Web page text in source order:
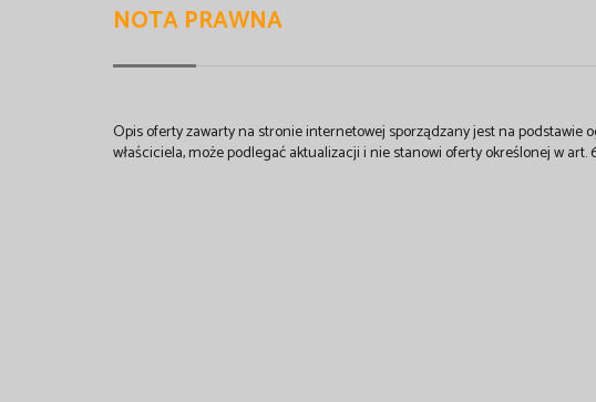
NOTA PRAWNA
Opis oferty zawarty na stronie internetowej sporządzany jest na
właściciela, może podlegać aktualizacji i nie stanowi oferty określonej w art.